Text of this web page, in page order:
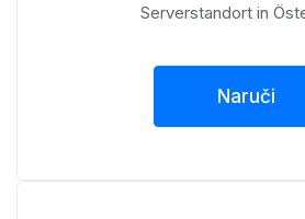
Serverstandort in
Naruči